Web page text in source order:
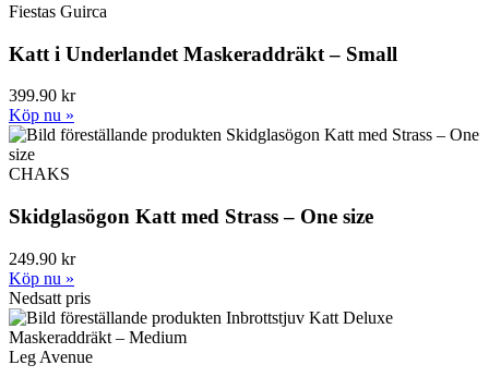
Fiestas Guirca
Katt i Underlandet Maskeraddräkt – Small
399.90 kr
Köp nu »
CHAKS
Skidglasögon Katt med Strass – One size
249.90 kr
Köp nu »
Nedsatt pris
Leg Avenue